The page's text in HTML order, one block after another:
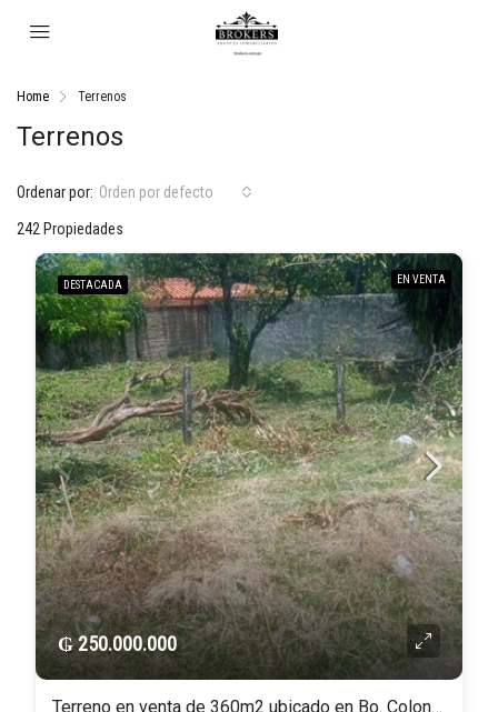
Home Terrenos
Terrenos
242 Propiedades
Ordenar por: Orden por defecto
DESTACADA EN VENTA
₲ 250.000.000
Terreno en venta de 360m2 ubicado en Bo. Colon San Bernardino